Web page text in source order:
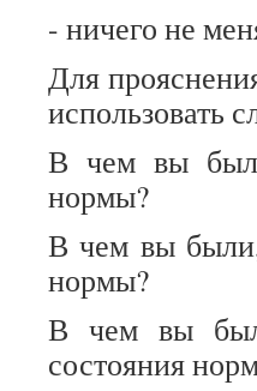
- ничего не
Для
использовать
В чем вы
нормы?
В чем вы были,
нормы?
В чем вы
состояния